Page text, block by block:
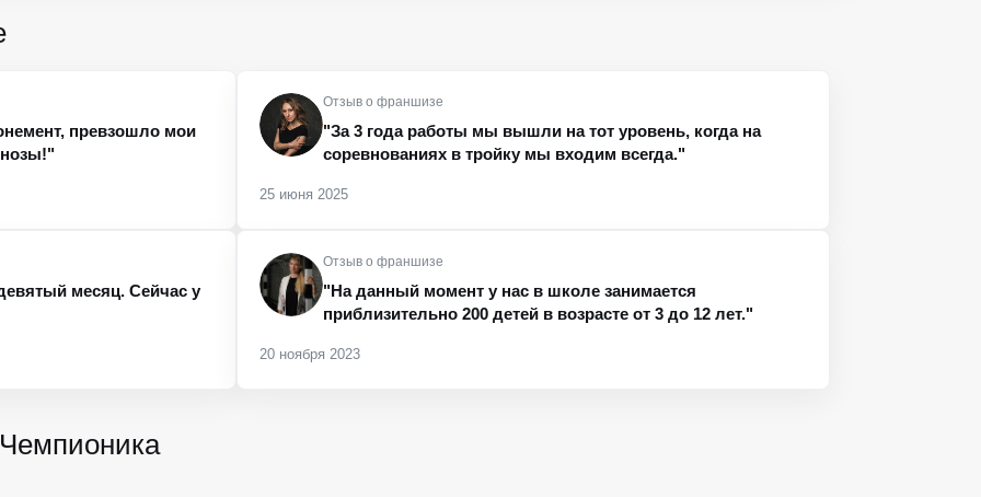
превзошло мои
Отзыв о франшизе
"За 3 года работы мы вышли на тот уровень, когда на
соревнованиях в тройку мы входим всегда."
25 июня 2025
месяц. Сейчас у
Отзыв о франшизе
"На данный момент у нас в школе занимается
приблизительно 200 детей в возрасте от 3 до 12 лет."
20 ноября 2023